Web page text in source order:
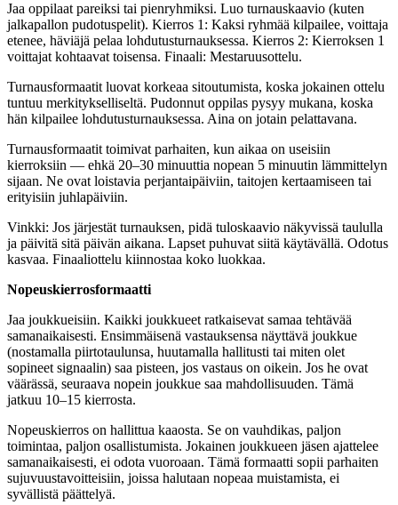
Jaa oppilaat pareiksi tai pienryhmiksi. Luo turnauskaavio (kuten
jalkapallon pudotuspelit). Kierros 1: Kaksi ryhmää kilpailee, voittaja
etenee, häviäjä pelaa lohdutusturnauksessa. Kierros 2: Kierroksen 1
voittajat kohtaavat toisensa. Finaali: Mestaruusottelu.
Turnausformaatit luovat korkeaa sitoutumista, koska jokainen ottelu
tuntuu merkitykselliseltä. Pudonnut oppilas pysyy mukana, koska
hän kilpailee lohdutusturnauksessa. Aina on jotain pelattavana.
Turnausformaatit toimivat parhaiten, kun aikaa on useisiin
kierroksiin — ehkä 20–30 minuuttia nopean 5 minuutin lämmittelyn
sijaan. Ne ovat loistavia perjantaipäiviin, taitojen kertaamiseen tai
erityisiin juhlapäiviin.
Vinkki: Jos järjestät turnauksen, pidä tuloskaavio näkyvissä taululla
ja päivitä sitä päivän aikana. Lapset puhuvat siitä käytävällä. Odotus
kasvaa. Finaaliottelu kiinnostaa koko luokkaa.
Nopeuskierrosformaatti
Jaa joukkueisiin. Kaikki joukkueet ratkaisevat samaa tehtävää
samanaikaisesti. Ensimmäisenä vastauksensa näyttävä joukkue
(nostamalla piirtotaulunsa, huutamalla hallitusti tai miten olet
sopineet signaalin) saa pisteen, jos vastaus on oikein. Jos he ovat
väärässä, seuraava nopein joukkue saa mahdollisuuden. Tämä
jatkuu 10–15 kierrosta.
Nopeuskierros on hallittua kaaosta. Se on vauhdikas, paljon
toimintaa, paljon osallistumista. Jokainen joukkueen jäsen ajattelee
samanaikaisesti, ei odota vuoroaan. Tämä formaatti sopii parhaiten
sujuvuustavoitteisiin, joissa halutaan nopeaa muistamista, ei
syvällistä päättelyä.